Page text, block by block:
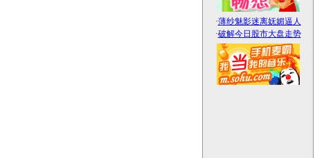
·薄纱魅影迷离妩媚逼人
·破解今日股市大盘走势